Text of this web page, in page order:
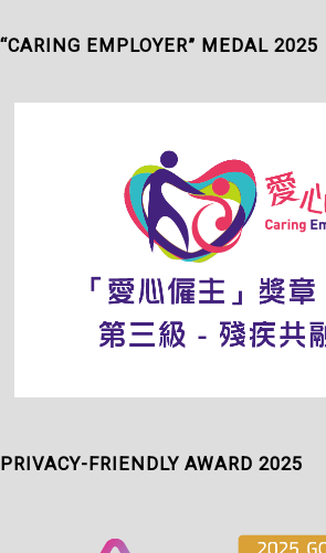
“CARING EMPLOYER” MEDAL 2025
PRIVACY-FRIENDLY AWARD 2025